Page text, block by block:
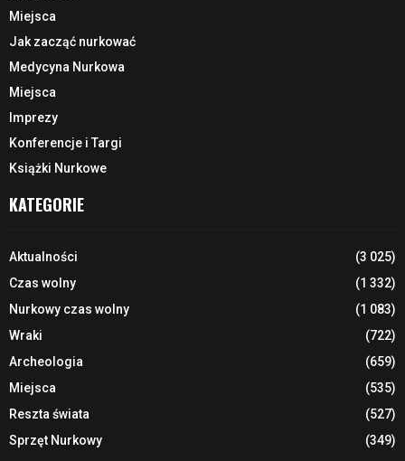
Miejsca
Jak zacząć nurkować
Medycyna Nurkowa
Miejsca
Imprezy
Konferencje i Targi
Książki Nurkowe
KATEGORIE
Aktualności
(3 025)
Czas wolny
(1 332)
Nurkowy czas wolny
(1 083)
Wraki
(722)
Archeologia
(659)
Miejsca
(535)
Reszta świata
(527)
Sprzęt Nurkowy
(349)